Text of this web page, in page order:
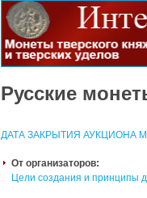
Русские
ДАТА ЗАКРЫТИЯ АУКЦИОНА
От организаторов:
Цели создания и принципы